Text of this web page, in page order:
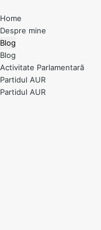
Home
Despre mine
Blog
Blog
Activitate Parlamentară
Partidul AUR
Partidul AUR